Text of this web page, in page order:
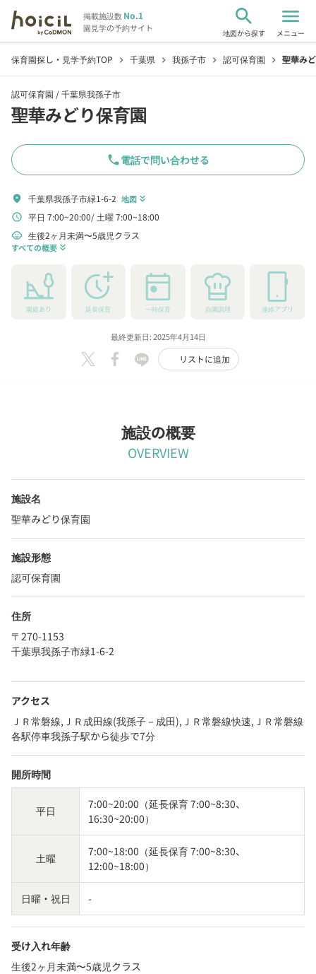
掲載施設数No.1
園見学の予約サイト
search
地図から探す
menu
メニュー
保育園探し・見学予約TOP chevron_right 千葉県 chevron_right 我孫子市 chevron_right 認可保育園 chevron_right 聖華み
認可保育園 /千葉県我孫子市
聖華みどり保育園
phone電話で問い合わせる
location_on 千葉県我孫子市緑1-6-2 地図 keyboard_double_arrow_down
schedule 平日 7:00~20:00 土曜 7:00~18:00
child_care 生後2ヶ月未満〜5歳児クラス
すべての概要 keyboard_double_arrow_down
園庭あり 延長保育 一時保育 自園調理 連絡アプリ
最終更新日: 2025年4月14日
リストに追加
施設の概要
OVERVIEW
施設名
聖華みどり保育園
施設形態
認可保育園
住所
〒270-1153
千葉県我孫子市緑1-6-2
アクセス
ＪＲ常磐線,ＪＲ成田線(我孫子－成田),ＪＲ常磐線快速,ＪＲ常磐線
各駅停車我孫子駅から徒歩で7分
開所時間
平日
7:00~20:00（延長保育 7:00~8:30、
16:30~20:00）
土曜
7:00~18:00（延長保育 7:00~8:30、
12:00~18:00）
日曜・祝日 -
受け入れ年齢
生後2ヶ月未満〜5歳児クラス